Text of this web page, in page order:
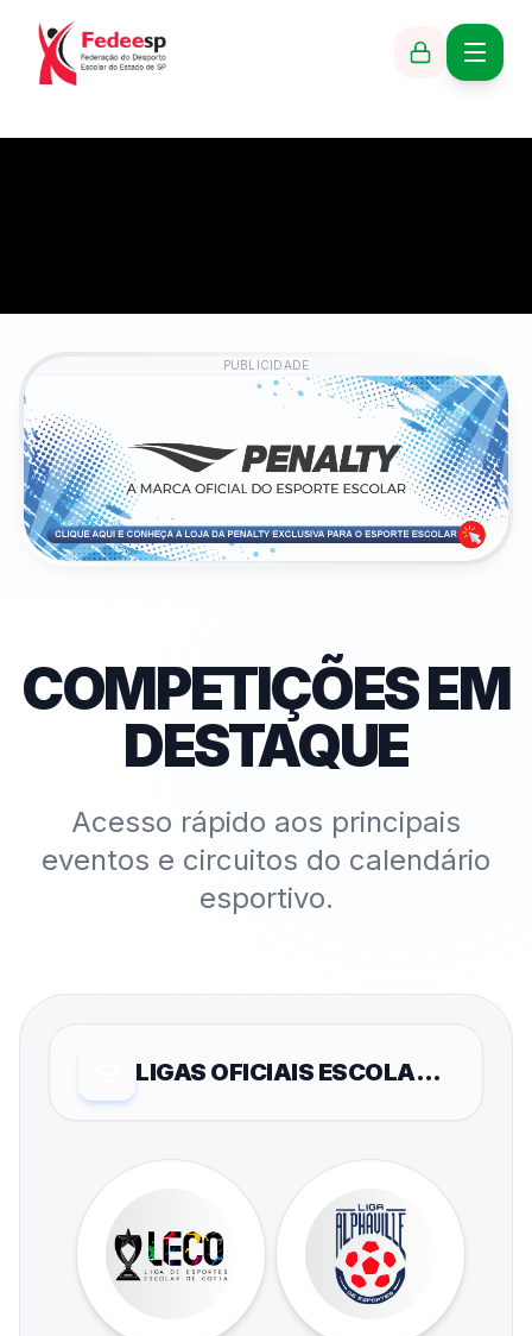
PUBLICIDADE
COMPETIÇÕES EM
DESTAQUE
Acesso rápido aos principais
eventos e circuitos do calendário
esportivo.
LIGAS OFICIAIS ESCOLARES